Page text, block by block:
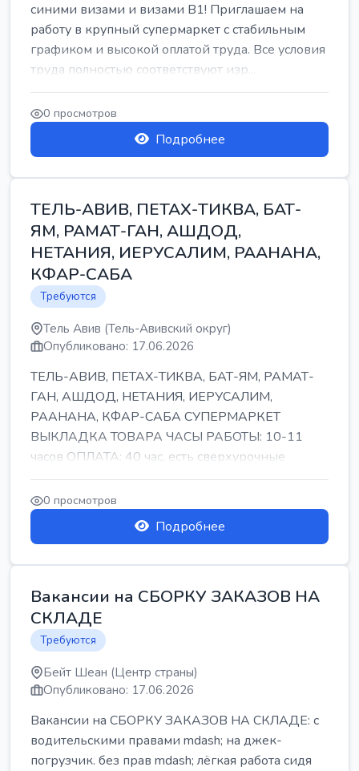
синими визами и визами B1! Приглашаем на
работу в крупный супермаркет с стабильным
графиком и высокой оплатой труда. Все условия
труда полностью соответствуют изр...
0 просмотров
Подробнее
ТЕЛЬ-АВИВ, ПЕТАХ-ТИКВА, БАТ-
ЯМ, РАМАТ-ГАН, АШДОД,
НЕТАНИЯ, ИЕРУСАЛИМ, РААНАНА,
КФАР-САБА
Требуются
Тель Авив (Тель-Авивский округ)
Опубликовано: 17.06.2026
ТЕЛЬ-АВИВ, ПЕТАХ-ТИКВА, БАТ-ЯМ, РАМАТ-
ГАН, АШДОД, НЕТАНИЯ, ИЕРУСАЛИМ,
РААНАНА, КФАР-САБА СУПЕРМАРКЕТ
ВЫКЛАДКА ТОВАРА ЧАСЫ РАБОТЫ: 10-11
часов ОПЛАТА: 40 час, есть сверхурочные
ПИТАНИЕ ЕСТЬ Для синих б...
0 просмотров
Подробнее
Вакансии на СБОРКУ ЗАКАЗОВ НА
СКЛАДЕ
Требуются
Бейт Шеан (Центр страны)
Опубликовано: 17.06.2026
Вакансии на СБОРКУ ЗАКАЗОВ НА СКЛАДЕ: с
водительскими правами mdash; на джек-
погрузчик. без прав mdash; лёгкая работа сидя